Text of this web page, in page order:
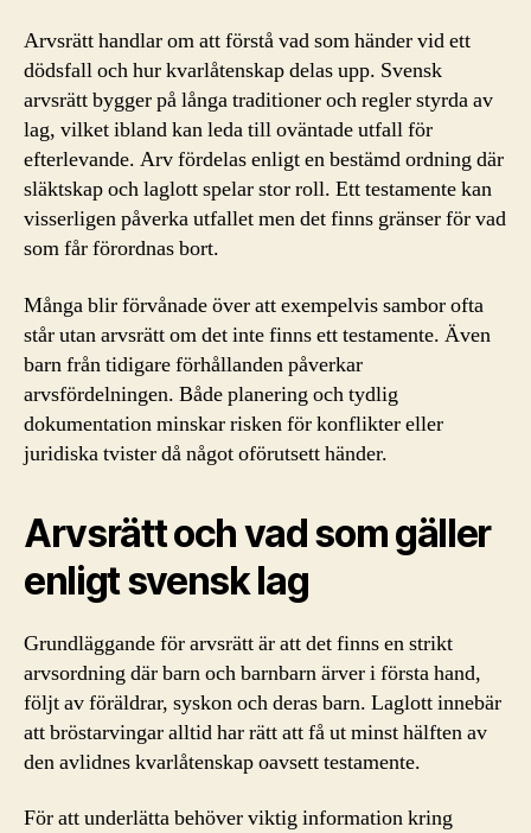
Arvsrätt handlar om att förstå vad som händer vid ett
dödsfall och hur kvarlåtenskap delas upp. Svensk
arvsrätt bygger på långa traditioner och regler styrda av
lag, vilket ibland kan leda till oväntade utfall för
efterlevande. Arv fördelas enligt en bestämd ordning där
släktskap och laglott spelar stor roll. Ett testamente kan
visserligen påverka utfallet men det finns gränser för vad
som får förordnas bort.
Många blir förvånade över att exempelvis sambor ofta
står utan arvsrätt om det inte finns ett testamente. Även
barn från tidigare förhållanden påverkar
arvsfördelningen. Både planering och tydlig
dokumentation minskar risken för konflikter eller
juridiska tvister då något oförutsett händer.
Arvsrätt och vad som gäller
enligt svensk lag
Grundläggande för arvsrätt är att det finns en strikt
arvsordning där barn och barnbarn ärver i första hand,
följt av föräldrar, syskon och deras barn. Laglott innebär
att bröstarvingar alltid har rätt att få ut minst hälften av
den avlidnes kvarlåtenskap oavsett testamente.
För att underlätta behöver viktig information kring